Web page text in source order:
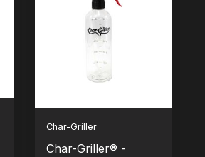
Char-Griller
Char-Griller® -